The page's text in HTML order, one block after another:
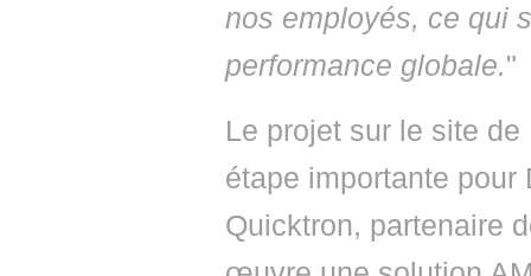
nos employés, ce qui
performance globale."
Le projet sur le site
étape importante
Quicktron, partenaire